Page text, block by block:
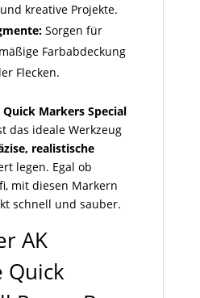
kreative Projekte.
Sorgen für
Farbabdeckung
Flecken.
Markers Special
das ideale Werkzeug
realistische
legen. Egal ob
mit diesen Markern
schnell und sauber.
AK
Quick